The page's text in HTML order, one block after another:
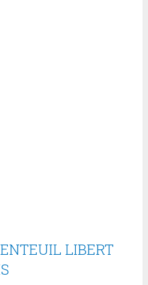
LIBERT